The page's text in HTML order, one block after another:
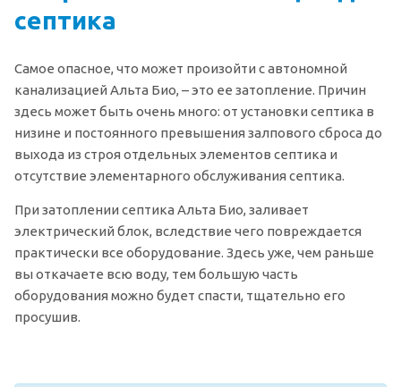
септика
Самое опасное, что может произойти с автономной
канализацией Альта Био, – это ее затопление. Причин
здесь может быть очень много: от установки септика в
низине и постоянного превышения залпового сброса до
выхода из строя отдельных элементов септика и
отсутствие элементарного обслуживания септика.
При затоплении септика Альта Био, заливает
электрический блок, вследствие чего повреждается
практически все оборудование. Здесь уже, чем раньше
вы откачаете всю воду, тем большую часть
оборудования можно будет спасти, тщательно его
просушив.